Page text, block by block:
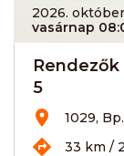
2026.
vasárnap
Rendezők
5
1029,
33 km /